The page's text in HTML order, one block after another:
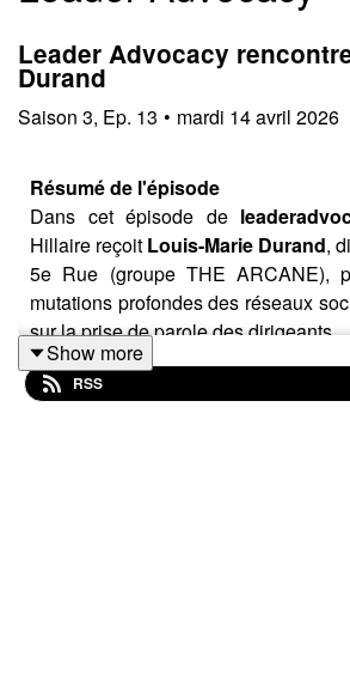
Leader Advocacy
Durand
Saison 3, Ep. 13 • mardi 14 avril 2026
Résumé de l'épisode
Dans cet épisode de
Hillaire reçoit Louis-Marie Durand,
5e Rue (groupe THE ARCANE),
mutations profondes des réseaux
sur la prise de parole des dirigeants.
Show more
RSS